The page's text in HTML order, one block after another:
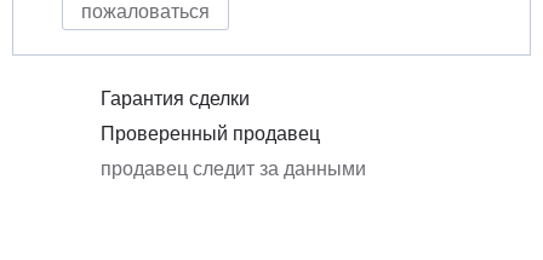
пожаловаться
Гарантия сделки
Проверенный продавец
продавец следит за данными